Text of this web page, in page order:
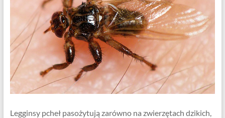
Legginsy pcheł pasożytują zarówno na zwierzętach dzikich,